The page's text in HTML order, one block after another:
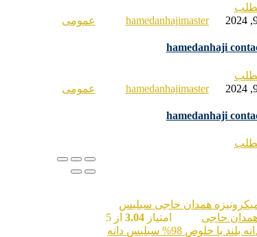
hamedanhajimaster عمومی
hamedanhaji
hamedanhajimaster عمومی
hamedanhaji
سیلیس
همدان حاجی
امتیاز 3.04از 5
سیلیس دانه